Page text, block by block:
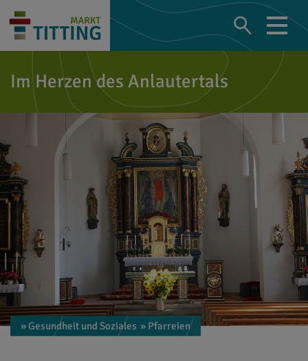
Im Herzen des Anlautertals
» Gesundheit und Soziales » Pfarreien